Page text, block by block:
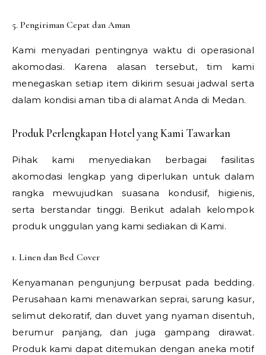
5. Pengiriman Cepat dan Aman
Kami menyadari pentingnya waktu di operasional
akomodasi. Karena alasan tersebut, tim kami
menegaskan setiap item dikirim sesuai jadwal serta
dalam kondisi aman tiba di alamat Anda di Medan.
Produk Perlengkapan Hotel yang Kami Tawarkan
Pihak kami menyediakan berbagai fasilitas
akomodasi lengkap yang diperlukan untuk dalam
rangka mewujudkan suasana kondusif, higienis,
serta berstandar tinggi. Berikut adalah kelompok
produk unggulan yang kami sediakan di Kami.
1. Linen dan Bed Cover
Kenyamanan pengunjung berpusat pada bedding.
Perusahaan kami menawarkan seprai, sarung kasur,
selimut dekoratif, dan duvet yang nyaman disentuh,
berumur panjang, dan juga gampang dirawat.
Produk kami dapat ditemukan dengan aneka motif